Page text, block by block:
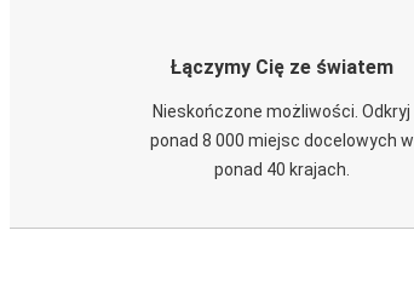
Łączymy Cię ze światem
Nieskończone możliwości. Odkryj
ponad 8 000 miejsc docelowych w
ponad 40 krajach.